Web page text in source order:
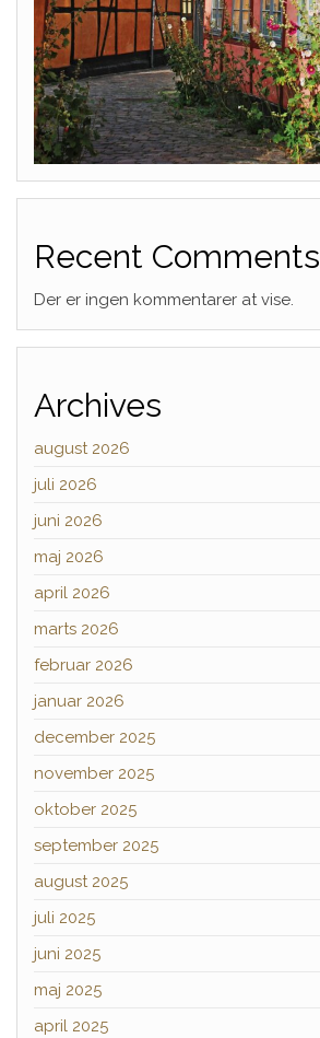
Recent Comments
Der er ingen kommentarer at vise.
Archives
august 2026
juli 2026
juni 2026
maj 2026
april 2026
marts 2026
februar 2026
januar 2026
december 2025
november 2025
oktober 2025
september 2025
august 2025
juli 2025
juni 2025
maj 2025
april 2025